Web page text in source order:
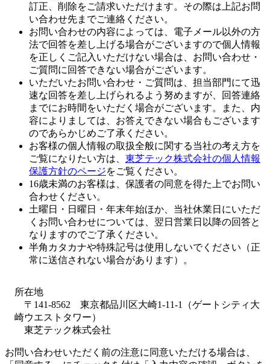
訂正、削除をご請求いただけます。その際は上記お問
い合わせ先までご連絡ください。
お問い合わせの内容によっては、電子メール以外の方
法で回答を差し上げる場合がございますので個人情報
を正しくご記入いただけない場合は、お問い合わせ・
ご質問に回答できない場合がございます。
いただいたお問い合わせ・ご質問は、担当部門にて迅
速な回答を差し上げられるよう努めますが、回答連絡
までにお時間をいただく場合がございます。また、内
容によりましては、お答えできない場合もございます
のであらかじめご了承ください。
お客様の個人情報の取扱全般に関する当社の考え方を
ご覧になりたい方は、 東芝テック株式会社の個人情報
保護方針のページをご覧ください。
16歳未満のお客様は、保護者の同意を得た上でお問い
合わせください。
土曜日・日曜日・年末年始ほか、当社休業日にいただ
くお問い合わせについては、翌日営業日以降の回答と
なりますのでご了承ください。
半角カタカナや特殊記号は使用しないでください（正
常に送信されない場合があります）。
所在地
〒141-8562 東京都品川区大崎1-11-1（ゲートシティ大
崎ウエストタワー）
東芝テック株式会社
お問い合わせいただく前の注意に同意いただける場合は、